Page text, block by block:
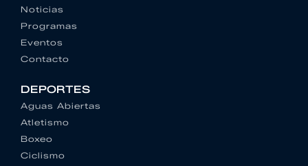
Noticias
Programas
Eventos
Contacto
DEPORTES
Aguas Abiertas
Atletismo
Boxeo
Ciclismo